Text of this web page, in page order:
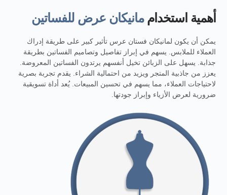
أهمية استخداممانيكان عرض للفساتين
يمكن أن يكون لمانيكان فستان عرس تأثير كبير على طريقة إدراك
العملاء للملابس. يسهم في إبراز تفاصيل وتصاميم الفساتين بطريقة
جذابة. يسهل على الزبائن تخيل أنفسهم يرتدون الفساتين المعروضة.
يعزز من جاذبية المتجر ويزيد من احتمالية الشراء. يقدم تجربة بصرية
لاحتياجات العملاء، مما يسهم في تحسين المبيعات. يُعد أداة تسويقية
ضرورية لعرض الأزياء وإبراز جودتها.